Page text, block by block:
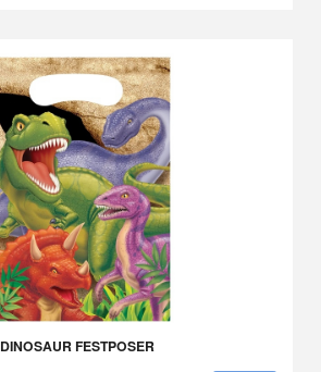
DINOSAUR FESTPOSER